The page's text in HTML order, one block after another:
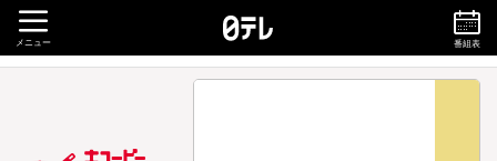
メニュー 番組表